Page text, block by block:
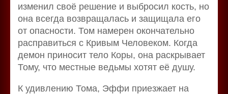
изменил своё решение и выбросил кость, но
она всегда возвращалась и защищала его
от опасности. Том намерен окончательно
расправиться с Кривым Человеком. Когда
демон приносит тело Коры, она раскрывает
Тому, что местные ведьмы хотят её душу.
К удивлению Тома, Эффи приезжает на